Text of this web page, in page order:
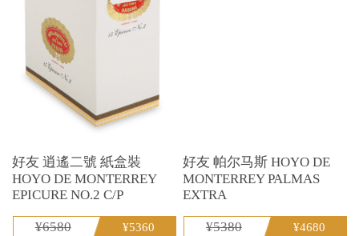
好友 逍遙二號 紙盒裝
HOYO DE MONTERREY
EPICURE NO.2 C/P
¥6580 ¥5360
好友 帕尔马斯 HOYO DE
MONTERREY PALMAS
EXTRA
¥5380 ¥4680